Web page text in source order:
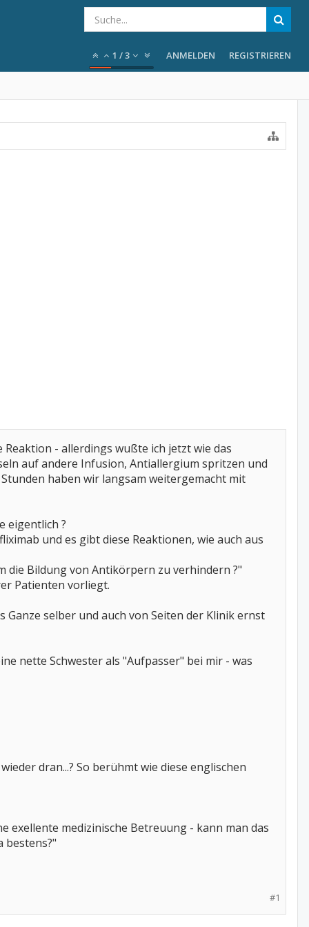
1 /3 ANMELDEN REGISTRIEREN
- allerdings wußte ich jetzt wie das
auf andere Infusion, Antiallergium spritzen und
haben wir langsam weitergemacht mit
eigentlich ?
und es gibt diese Reaktionen, wie auch aus
die Bildung von Antikörpern zu verhindern ?"
Patienten vorliegt.
selber und auch von Seiten der Klinik ernst
nette Schwester als "Aufpasser" bei mir - was
dran...? So berühmt wie diese englischen
exellente medizinische Betreuung - kann man das
bestens?"
#1